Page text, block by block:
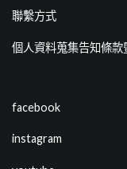
聯繫方式
個人資料蒐集告知條款
facebook
instagram